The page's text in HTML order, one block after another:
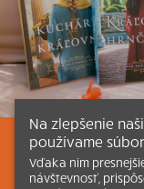
Listovať
Na zlepšenie
používame
Vďaka nim
návštevnosť,